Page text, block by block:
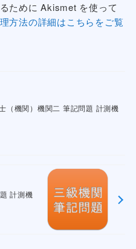
ために Akismet を使って
方法の詳細はこちらをご覧
（機関）機関二 筆記問題 計測機
計測機